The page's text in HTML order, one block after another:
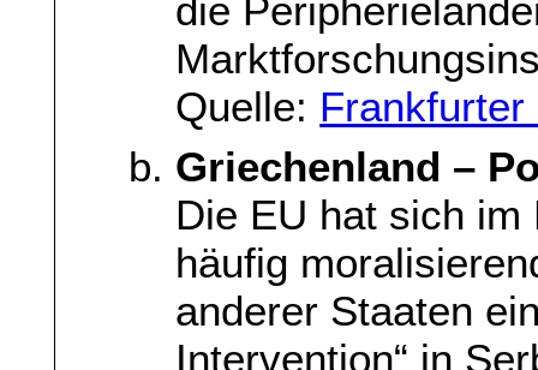
die
Quelle:
Griechenland –
Die EU hat sich im
häufig
anderer Staaten
Intervention“ in